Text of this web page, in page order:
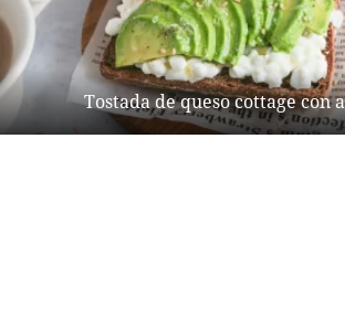
Tostada de queso cottage con